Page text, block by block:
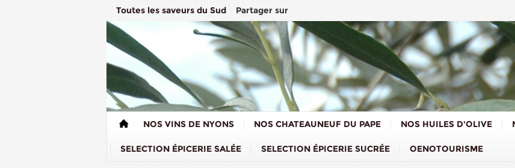
Toutes les saveurs du Sud Partager sur
NOS VINS DE NYONS NOS CHATEAUNEUF DU PAPE NOS HUILES D'OLIVE
SELECTION ÉPICERIE SALÉE SELECTION ÉPICERIE SUCRÉE OENOTOURISME